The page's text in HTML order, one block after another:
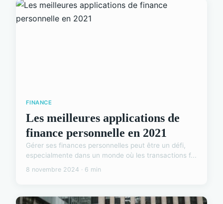
FINANCE
Les meilleures applications de
finance personnelle en 2021
Gérer ses finances personnelles peut être un défi,
especialmente dans un monde où les transactions f...
8 novembre 2024 · 6 min